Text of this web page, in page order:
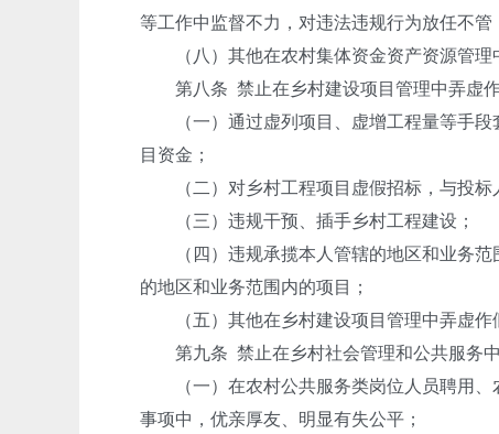
等工作中监督不力，对违法违规行为放任不管
（八）其他在农村集体资金资产资源管理
第八条 禁止在乡村建设项目管理中弄虚作
（一）通过虚列项目、虚增工程量等手段
目资金；
（二）对乡村工程项目虚假招标，与投标
（三）违规干预、插手乡村工程建设；
（四）违规承揽本人管辖的地区和业务范
的地区和业务范围内的项目；
（五）其他在乡村建设项目管理中弄虚作
第九条 禁止在乡村社会管理和公共服务中
（一）在农村公共服务类岗位人员聘用、
事项中，优亲厚友、明显有失公平；